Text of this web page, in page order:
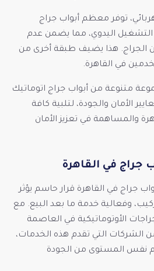
توفر معظم أبواب جراج
التشغيل اليدوي، مما يضمن عدم
الجراج. هذا يضيف طبقة أخرى من
في القاهرة.
متنوعة من أبواب جراج اتوماتيك
الأمان والجودة، لتلبية كافة
والمساهمة في تعزيز الأمان
جراج في القاهرة
جراج في القاهرة قرار حاسم يؤثر
وفعالية خدمة ما بعد البيع. مع
الأوتوماتيكية في العاصمة
الشركات التي تقدم هذه الخدمات،
نفس المستوى من الجودة